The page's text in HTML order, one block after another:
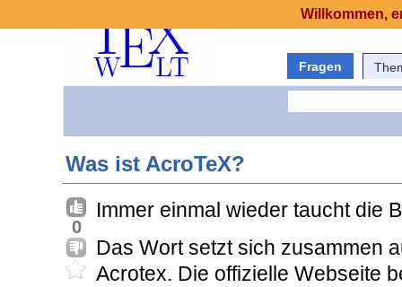
Fragen
Was ist AcroTeX?
0
Immer einmal wieder taucht die
Das Wort setzt sich zusammen
Acrotex. Die offizielle Webseite
Willkommen,